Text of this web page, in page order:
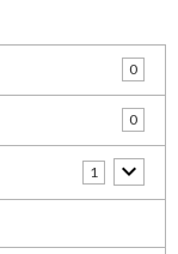
0
0
1